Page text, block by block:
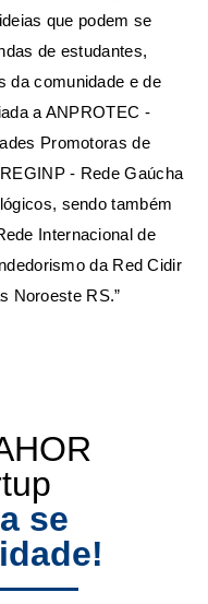
que podem se
de estudantes,
da comunidade e de
a ANPROTEC -
Promotoras de
- Rede Gaúcha
sendo também
Internacional de
da Red Cidir
Noroeste RS.”
se